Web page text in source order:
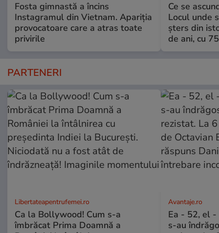
Fosta gimnastă a încins
Instagramul din Vietnam. Apariția
provocatoare care a atras toate
privirile
Ce se
Locul unde
șters din
de ani, cu
PARTENERI
Libertateapentrufemei.ro
Ca la Bollywood! Cum s-a
îmbrăcat Prima Doamnă a
Avantaje.ro
Ea - 52, el -
s-au